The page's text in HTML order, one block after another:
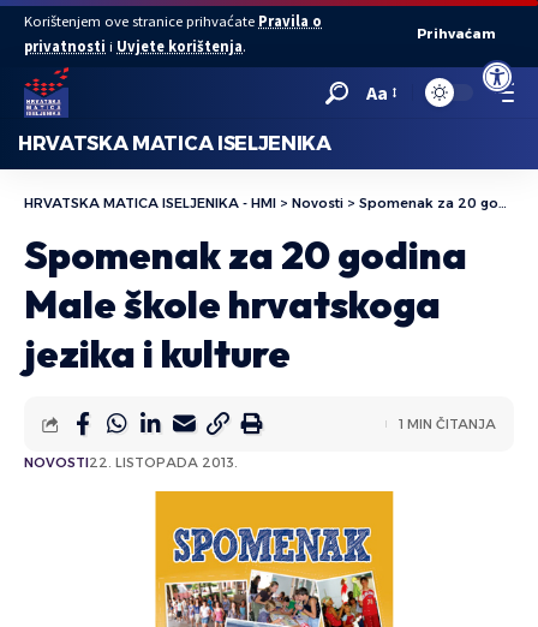
Open
Korištenjem ove stranice prihvaćate Pravila o
privatnosti i Uvjete korištenja.
Prihvaćam
Aa
HRVATSKA MATICA ISELJENIKA
HRVATSKA MATICA ISELJENIKA - HMI > Novosti > Spomenak za 20 godina Male škole hrvatskoga jezika i kulture
Spomenak za 20 godina
Male škole hrvatskoga
jezika i kulture
NOVOSTI22. LISTOPADA 2013.
1 MIN ČITANJA